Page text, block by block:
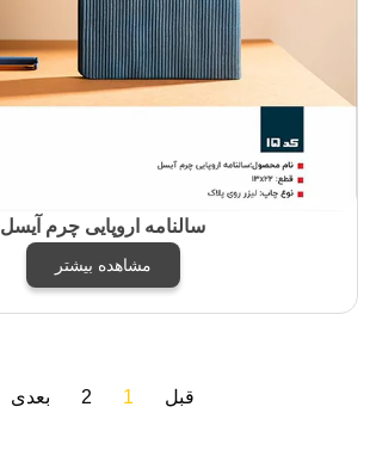
سالنامه اروپایی چرم آیسل
مشاهده بیشتر
قبل 1
2 بعدی